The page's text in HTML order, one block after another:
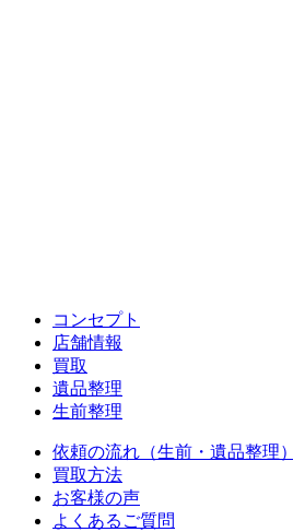
コンセプト
店舗情報
買取
遺品整理
生前整理
依頼の流れ（生前・遺品整理）
買取方法
お客様の声
よくあるご質問